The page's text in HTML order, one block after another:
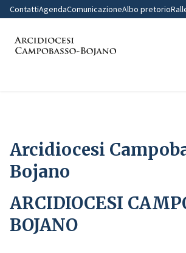
ContattiAgendaComunicazioneAlbo pretorio
Arcidiocesi
Bojano
ARCIDIOCESI
BOJANO